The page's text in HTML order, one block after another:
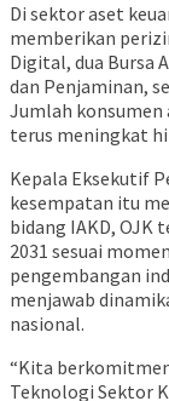
Di sektor aset
memberikan
Digital, dua Bursa
dan Penjaminan,
Jumlah konsumen
terus meningkat
Kepala Eksekutif
kesempatan itu
bidang IAKD, OJK
2031 sesuai
pengembangan
menjawab
nasional.
“Kita
Teknologi Sektor